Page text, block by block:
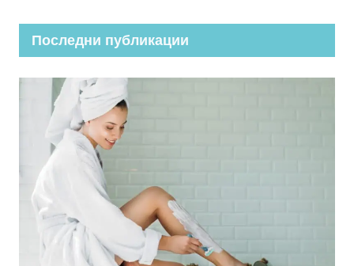
Последни публикации